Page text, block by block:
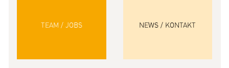
TEAM / JOBS NEWS / KONTAKT